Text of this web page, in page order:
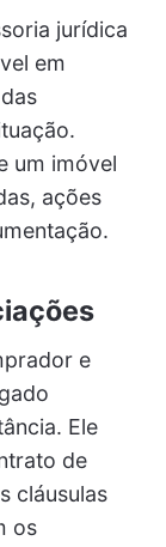
jurídica
em
um imóvel
ações
e
Ele
de
cláusulas
os